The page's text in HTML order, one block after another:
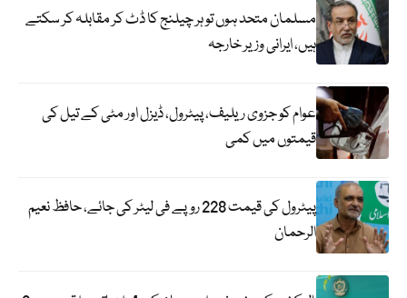
مسلمان متحد ہوں تو ہر چیلنج کا ڈٹ کر مقابلہ کر سکتے
ہیں، ایرانی وزیر خارجہ
عوام کو جزوی ریلیف، پیٹرول، ڈیزل اور مٹی کے تیل کی
قیمتوں میں کمی
پیٹرول کی قیمت 228 روپے فی لیٹر کی جائے، حافظ نعیم
الرحمان